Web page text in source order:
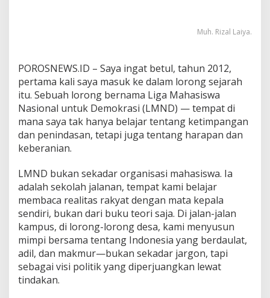
Muh. Rizal Laiya.
POROSNEWS.ID – Saya ingat betul, tahun 2012,
pertama kali saya masuk ke dalam lorong sejarah
itu. Sebuah lorong bernama Liga Mahasiswa
Nasional untuk Demokrasi (LMND) — tempat di
mana saya tak hanya belajar tentang ketimpangan
dan penindasan, tetapi juga tentang harapan dan
keberanian.
LMND bukan sekadar organisasi mahasiswa. Ia
adalah sekolah jalanan, tempat kami belajar
membaca realitas rakyat dengan mata kepala
sendiri, bukan dari buku teori saja. Di jalan-jalan
kampus, di lorong-lorong desa, kami menyusun
mimpi bersama tentang Indonesia yang berdaulat,
adil, dan makmur—bukan sekadar jargon, tapi
sebagai visi politik yang diperjuangkan lewat
tindakan.